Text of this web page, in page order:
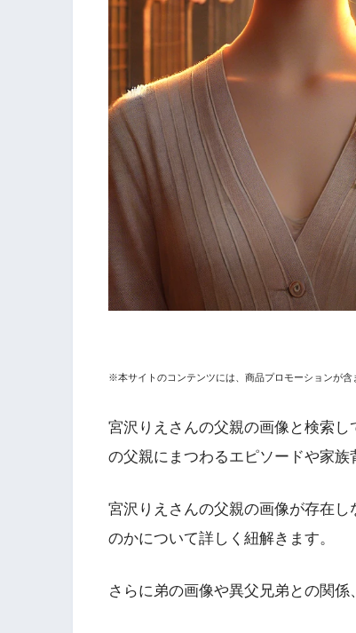
※本サイトのコンテンツには、商品プロモーションが含
宮沢りえさんの父親の画像と検索
の父親にまつわるエピソードや家族
宮沢りえさんの父親の画像が存在
のかについて詳しく紐解きます。
さらに弟の画像や異父兄弟との関係